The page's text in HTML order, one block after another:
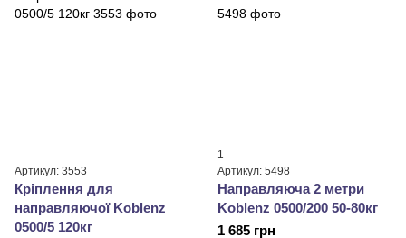
Артикул: 3553
Кріплення для
направляючої Koblenz
0500/5 120кг
1
Артикул: 5498
Направляюча 2 метри
Koblenz 0500/200 50-80кг
1 685 грн